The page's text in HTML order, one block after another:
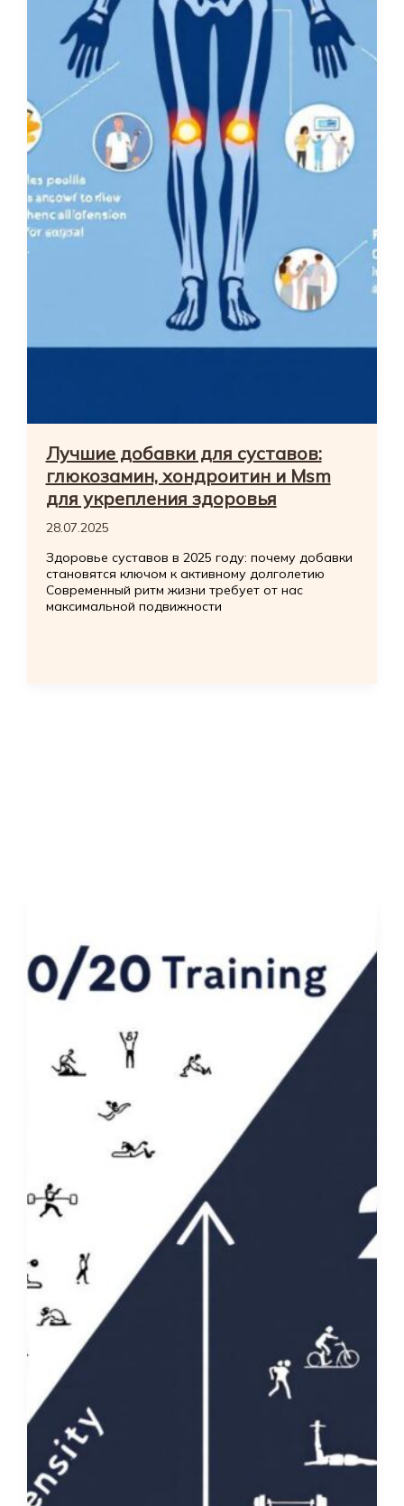
Лучшие добавки для суставов:
глюкозамин, хондроитин и Msm
для укрепления здоровья
28.07.2025
Здоровье суставов в 2025 году: почему добавки
становятся ключом к активному долголетию
Современный ритм жизни требует от нас
максимальной подвижности